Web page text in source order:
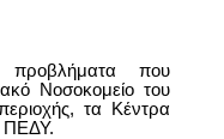
προβλήματα που
Νοσοκομείο του
τα Κέντρα
ΠΕΔΥ.